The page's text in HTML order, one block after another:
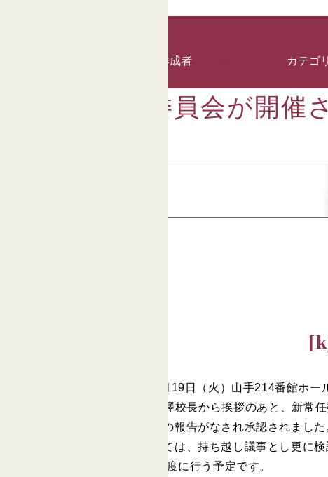
作成者 カテゴ
後援会常任委員会が開催
第32回後援会常任委員会が6月19日（火）山手214番館ホー
湯沢誠会長、坂田理事長、小澤校長から挨拶のあと、新常
業報告、会計報告と給付奨学金の報告がなされ承認されました
また、後援会会則の変更については、持ち越し議事とし更に
演奏会等の催し物は、2019年度に行う予定です。